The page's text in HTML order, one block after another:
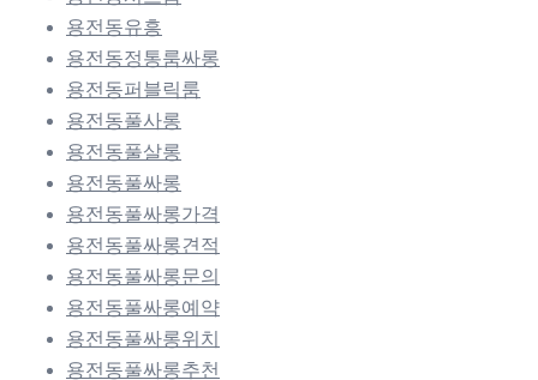
용전동유흥
용전동정통룸싸롱
용전동퍼블릭룸
용전동풀사롱
용전동풀살롱
용전동풀싸롱
용전동풀싸롱가격
용전동풀싸롱견적
용전동풀싸롱문의
용전동풀싸롱예약
용전동풀싸롱위치
용전동풀싸롱추천